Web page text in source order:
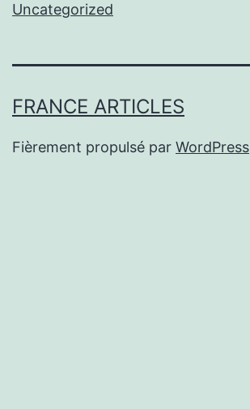
Uncategorized
FRANCE ARTICLES
Fièrement propulsé par WordPress